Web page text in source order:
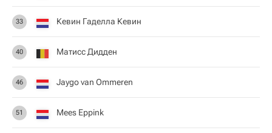
33 Кевин Гаделла Кевин
40 Матисс Дидден
46 Jaygo van Ommeren
51 Mees Eppink